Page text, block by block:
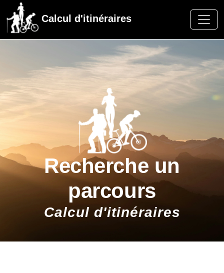
Calcul d'itinéraires
Recherche un
parcours
Calcul d'itinéraires